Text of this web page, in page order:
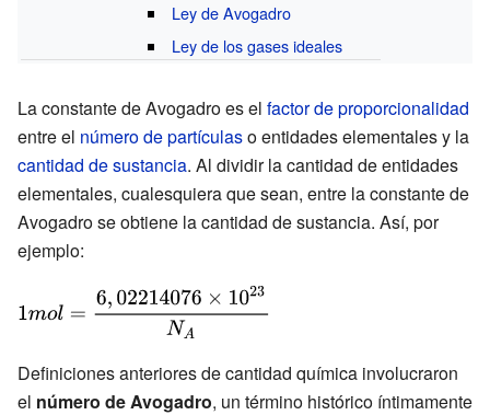
Ley de Avogadro
Ley de los gases ideales
La constante de Avogadro es el factor de proporcionalidad
entre el número de partículaso entidades elementales y la
cantidad de sustancia. Al dividir la cantidad de entidades
elementales, cualesquiera que sean, entre la constante de
Avogadro se obtiene la cantidad de sustancia. Así, por
ejemplo:
{\displaystyle
1mol={\frac
10^{23}}{N_{A}}}}
Definiciones anteriores de cantidad química involucraron
el número de Avogadro, un término histórico íntimamente